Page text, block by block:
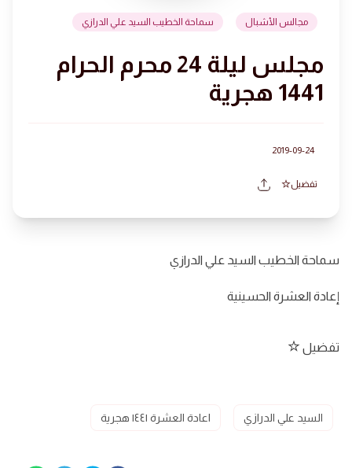
مجالس الأشبال سماحة الخطيب السيد علي الدرازي
مجلس ليلة 24 محرم الحرام
1441 هجرية
2019-09-24
تفضيل
سماحة الخطيب السيد علي الدرازي
إعادة العشرة الحسينية
تفضيل
السيد علي الدرازي اعادة العشرة ١٤٤١ هجرية